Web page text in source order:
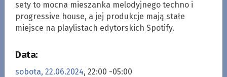
sety to mocna mieszanka melodyjnego techno i
progressive house, a jej produkcje mają stałe
miejsce na playlistach edytorskich Spotify.
Data:
sobota, 22.06.2024, 22:00 -05:00